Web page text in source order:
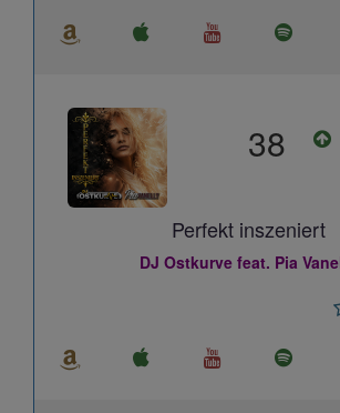
38
Perfekt inszeniert
DJ Ostkurve feat. Pia